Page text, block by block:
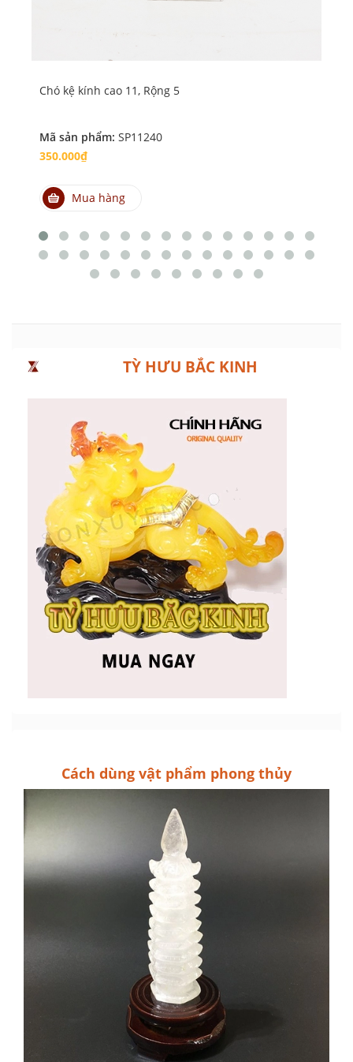
Chó kệ kính cao 11, Rộng 5
Mã sản phẩm: SP11240
350.000₫
Mua hàng
TỲ HƯU BẮC KINH
Cách dùng vật phẩm phong thủy